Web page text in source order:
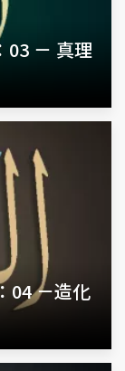
03 － 真理
04 －造化